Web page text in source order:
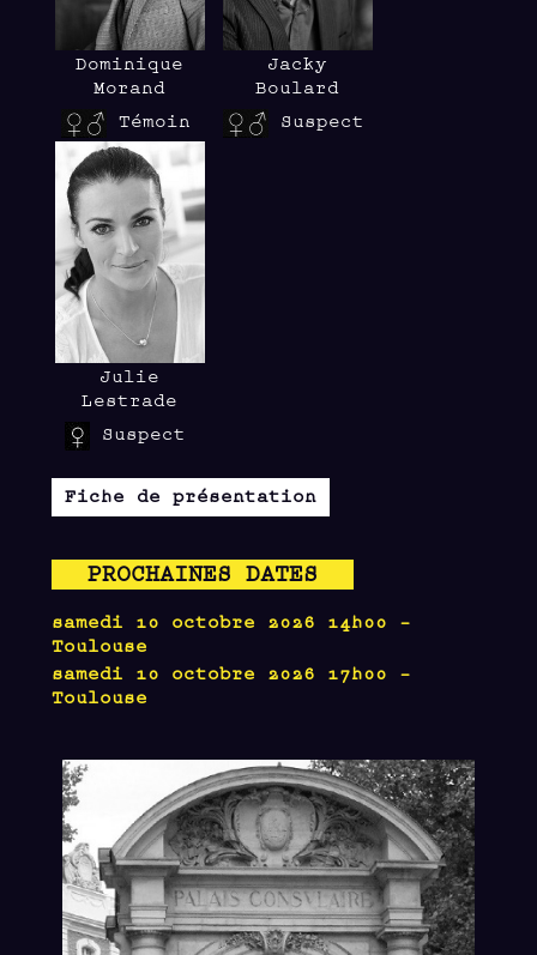
Dominique
Morand
Témoin
Jacky
Boulard
Suspect
Julie
Lestrade
Suspect
Fiche de présentation
PROCHAINES DATES
samedi 10 octobre 2026 14h00 -
Toulouse
samedi 10 octobre 2026 17h00 -
Toulouse